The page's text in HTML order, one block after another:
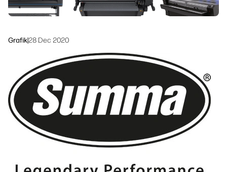
Workflow-Lösungen
Nachhaltigkeit
Grafik|28 Dec 2020